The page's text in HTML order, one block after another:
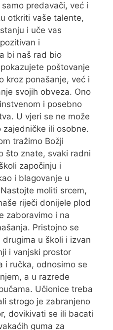
predavači, već i
otkriti vaše talente,
i uče vas
i
bi naš rad bio
poštovanje
kroz ponašanje, već i
svojih obveza. Ono
i posebno
U vjeri se ne može
ili osobne.
tražimo Božji
što znate, svaki radni
započinju i
i blagovanje u
moliti srcem,
riječi donijele plod
zaboravimo i na
Pristojno se
u školi i izvan
i vanjski prostor
i ručka, odnosimo se
a u razrede
Učionice treba
strogo je zabranjeno
dovikivati se ili bacati
guma za